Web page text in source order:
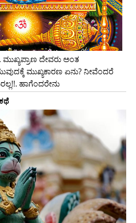
ಮುಖ್ಯಪ್ರಾಣ ದೇವರು ಅಂತ
ಮುಖ್ಯಕಾರಣ ಏನು? ನೀವೆಂದರೆ
ಹಾಗೆಂದರೇನು